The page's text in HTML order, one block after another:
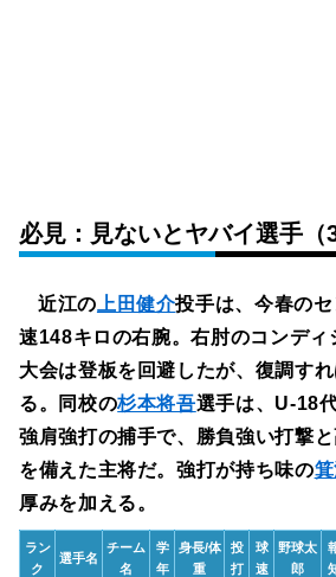
必見：見ないとヤバイ選手（3
近江の 上田健介投手は、今春の
速148キロの右腕。右肘のコンディ
大会は登板を回避したが、復調す
る。同校の杉本将吾選手は、U-18
強肩強打の捕手で、勝負強い打撃
を備えた主将だ。強打が持ち味の
厚みを加える。
ラン
ク
選手名
チーム
名
学
年
身長/体
重
投
打
球
速
野球太
郎